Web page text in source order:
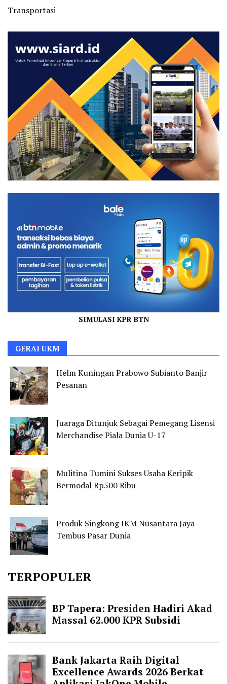
Transportasi
SIMULASI KPR BTN
GERAI UKM
Helm Kuningan Prabowo Subianto Banjir
Pesanan
Juaraga Ditunjuk Sebagai Pemegang Lisensi
Merchandise Piala Dunia U-17
Mulitina Tumini Sukses Usaha Keripik
Bermodal Rp500 Ribu
Produk Singkong IKM Nusantara Jaya
Tembus Pasar Dunia
TERPOPULER